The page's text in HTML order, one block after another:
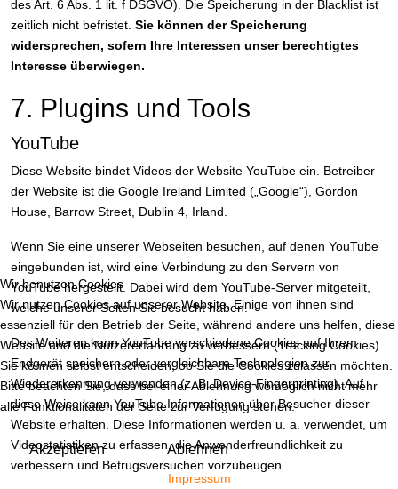
des Art. 6 Abs. 1 lit. f DSGVO). Die Speicherung in der Blacklist ist
zeitlich nicht befristet. Sie können der Speicherung
widersprechen, sofern Ihre Interessen unser berechtigtes
Interesse überwiegen.
7. Plugins und Tools
YouTube
Diese Website bindet Videos der Website YouTube ein. Betreiber
der Website ist die Google Ireland Limited („Google“), Gordon
House, Barrow Street, Dublin 4, Irland.
Wenn Sie eine unserer Webseiten besuchen, auf denen YouTube
eingebunden ist, wird eine Verbindung zu den Servern von
YouTube hergestellt. Dabei wird dem YouTube-Server mitgeteilt,
welche unserer Seiten Sie besucht haben.
Des Weiteren kann YouTube verschiedene Cookies auf Ihrem
Endgerät speichern oder vergleichbare Technologien zur
Wiedererkennung verwenden (z. B. Device-Fingerprinting). Auf
diese Weise kann YouTube Informationen über Besucher dieser
Website erhalten. Diese Informationen werden u. a. verwendet, um
Videostatistiken zu erfassen, die Anwenderfreundlichkeit zu
verbessern und Betrugsversuchen vorzubeugen.
Wir benutzen Cookies
Wir nutzen Cookies auf unserer Website. Einige von ihnen sind
essenziell für den Betrieb der Seite, während andere uns helfen, diese
Website und die Nutzererfahrung zu verbessern (Tracking Cookies).
Sie können selbst entscheiden, ob Sie die Cookies zulassen möchten.
Bitte beachten Sie, dass bei einer Ablehnung womöglich nicht mehr
alle Funktionalitäten der Seite zur Verfügung stehen.
Akzeptieren Ablehnen
Impressum